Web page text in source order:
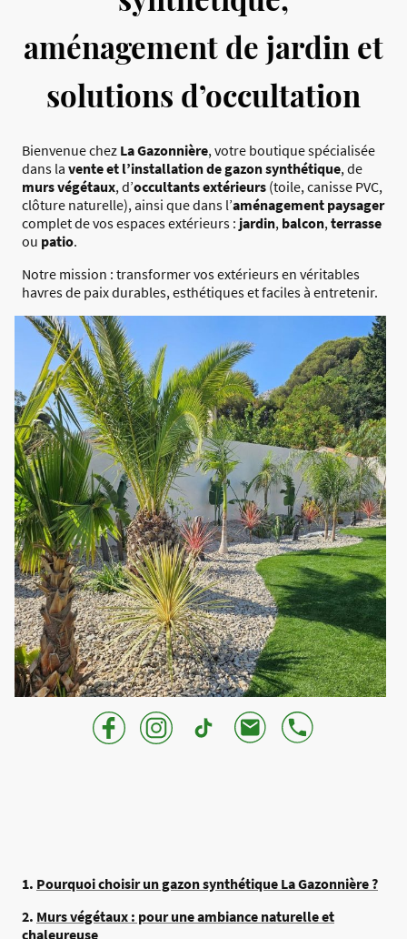
aménagement de jardin et
solutions d’occultation
Bienvenue chez La Gazonnière, votre boutique spécialisée
dans la vente et l’installation de gazon synthétique, de
murs végétaux, d’occultants extérieurs (toile, canisse PVC,
clôture naturelle), ainsi que dans l’aménagement paysager
complet de vos espaces extérieurs : jardin, balcon, terrasse
ou patio.
Notre mission : transformer vos extérieurs en véritables
havres de paix durables, esthétiques et faciles à entretenir.
1. Pourquoi choisir un gazon synthétique La Gazonnière ?
2. Murs végétaux : pour une ambiance naturelle et
chaleureuse